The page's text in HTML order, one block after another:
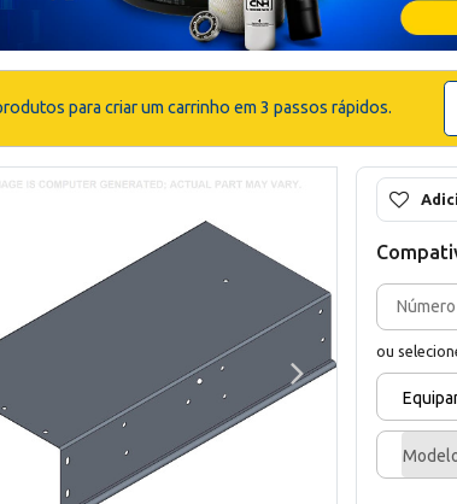
para criar um carrinho em 3 passos rápidos.
ou